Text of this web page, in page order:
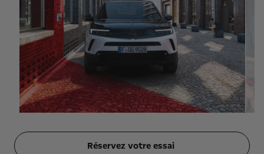
Réservez votre essai